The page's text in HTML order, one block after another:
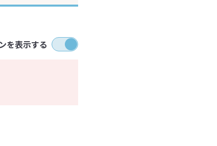
を表示する